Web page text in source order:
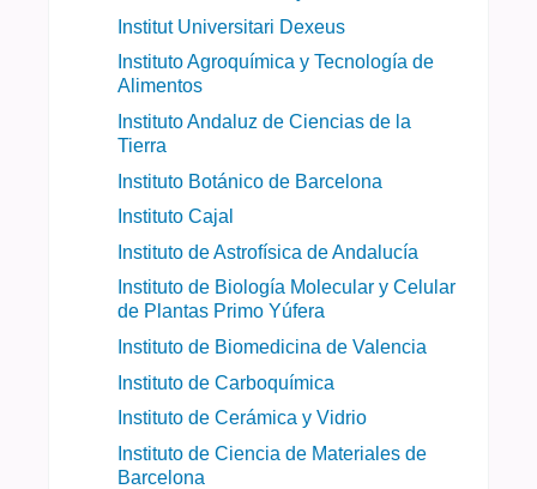
Institut Universitari Dexeus
Instituto Agroquímica y Tecnología de
Alimentos
Instituto Andaluz de Ciencias de la
Tierra
Instituto Botánico de Barcelona
Instituto Cajal
Instituto de Astrofísica de Andalucía
Instituto de Biología Molecular y Celular
de Plantas Primo Yúfera
Instituto de Biomedicina de Valencia
Instituto de Carboquímica
Instituto de Cerámica y Vidrio
Instituto de Ciencia de Materiales de
Barcelona